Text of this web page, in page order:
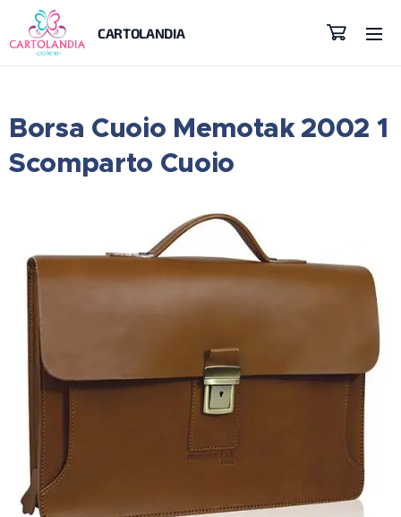
CARTOLANDIA
Borsa Cuoio Memotak 2002 1
Scomparto Cuoio